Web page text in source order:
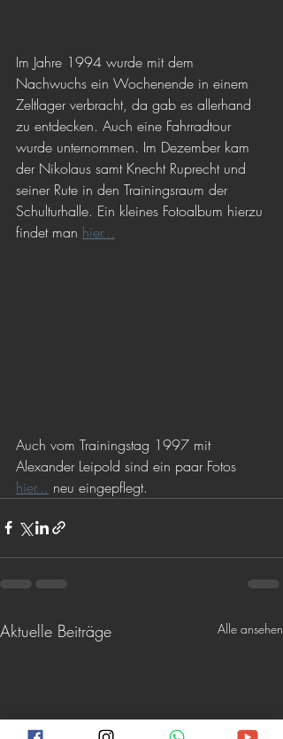
Im Jahre 1994 wurde mit dem
Nachwuchs ein Wochenende in einem
Zeltlager verbracht, da gab es allerhand
zu entdecken. Auch eine Fahrradtour
wurde unternommen. Im Dezember kam
der Nikolaus samt Knecht Ruprecht und
seiner Rute in den Trainingsraum der
Schulturhalle. Ein kleines Fotoalbum hierzu
findet man hier...
Auch vom Trainingstag 1997 mit
Alexander Leipold sind ein paar Fotos
hier... neu eingepflegt.
Aktuelle Beiträge Alle ansehen